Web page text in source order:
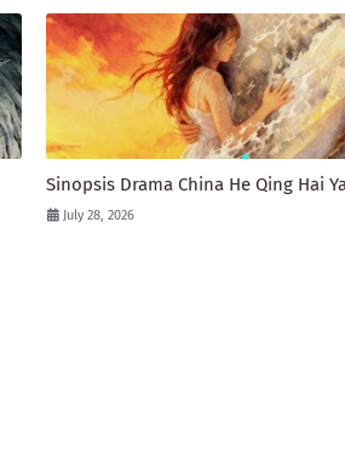
Sinopsis Drama China He Qing Hai
July 28, 2026